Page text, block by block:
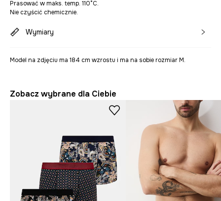
Prasować w maks. temp. 110°C.
Nie czyścić chemicznie.
Wymiary
Model na zdjęciu ma 184 cm wzrostu i ma na sobie rozmiar M.
Zobacz wybrane dla Ciebie